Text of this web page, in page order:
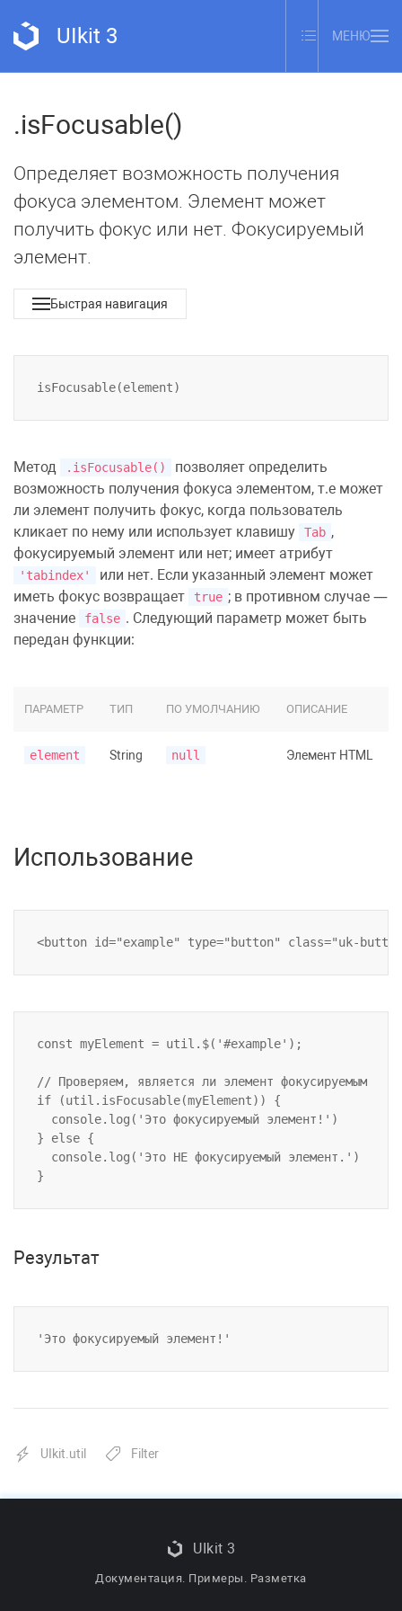
UIkit 3 МЕНЮ
.isFocusable()
Определяет возможность получения
фокуса элементом. Элемент может
получить фокус или нет. Фокусируемый
элемент.
Быстрая навигация
Метод .isFocusable()
позволяет определить
возможность получения фокуса элементом, т.е может
ли элемент получить фокус, когда пользователь
кликает по нему или использует клавишу
Tab ,
фокусируемый элемент или нет; имеет атрибут
'tabindex'
или нет. Если указанный элемент может
иметь фокус возвращает
true ; в противном случае —
значение
false . Следующий параметр может быть
передан функции:
ПАРАМЕТР ТИП ПО УМОЛЧАНИЮ ОПИСАНИЕ
element String null Элемент HTML
Использование
const myElement = util.$('#example');
// Проверяем, является ли элемент фокусируемым
if (util.isFocusable(myElement)) {
  console.log('Это фокусируемый элемент!')
} else {
  console.log('Это НЕ фокусируемый элемент.')
Результат
'Это фокусируемый элемент!'
UIkit.util Filter
UIkit 3
Документация. Примеры. Разметка